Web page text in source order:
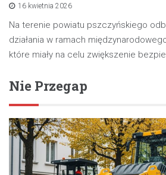
16 kwietnia 2026
Na terenie powiatu pszczyńskiego
działania w ramach międzynarodowego
które miały na celu zwiększenie
Nie Przegap